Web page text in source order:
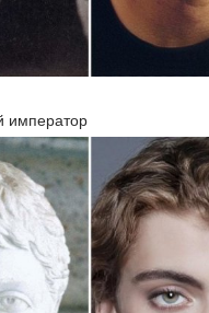
император